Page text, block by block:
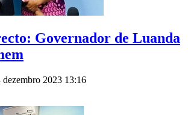
Governador de Luanda
dezembro 2023 13:16